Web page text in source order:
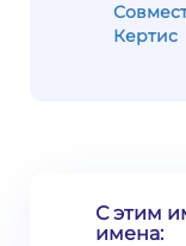
Кертис
С этим
имена: